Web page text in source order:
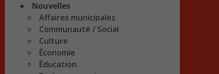
Nouvelles
Affaires municipales
Communauté / Social
Culture
Économie
Éducation